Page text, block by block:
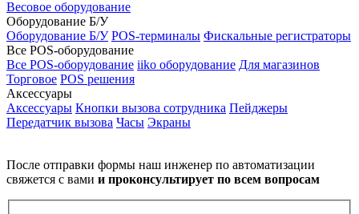
Весовое оборудование
Оборудование Б/У
Оборудование Б/У POS-терминалы Фискальные регистраторы
Все POS-оборудование
Все POS-оборудование iiko оборудование Для магазинов
Торговое POS решения
Аксессуары
Аксессуары Кнопки вызова сотрудника Пейджеры
Передатчик вызова Часы Экраны
После отправки формы наш инженер по автоматизации
свяжется с вами и проконсультирует по всем вопросам